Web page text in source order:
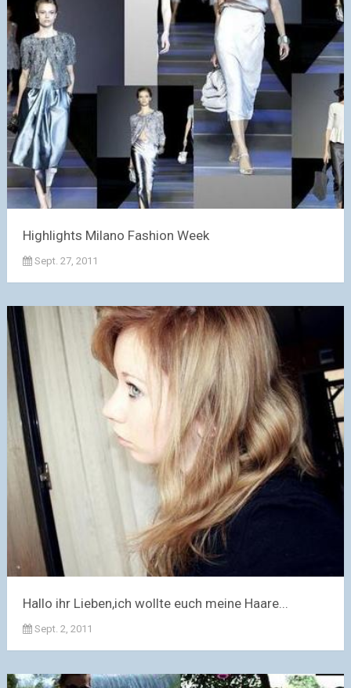
Highlights Milano Fashion Week
Sept. 27, 2011
Hallo ihr Lieben,ich wollte euch meine Haare...
Sept. 2, 2011